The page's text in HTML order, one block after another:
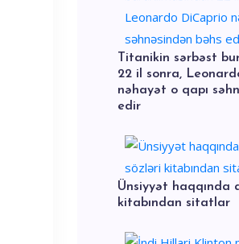
Titanikin sərbəst
22 il sonra,
nəhayət o qapı
edir
Ünsiyyət haqqında
kitabından sitatlar